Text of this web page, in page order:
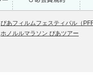
ぴあフィルムフェスティバル（
ホノルルマラソン ぴあツアー